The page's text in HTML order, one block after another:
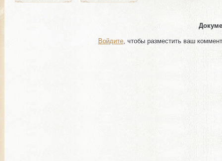
Войдите , чтобы разместить ваш